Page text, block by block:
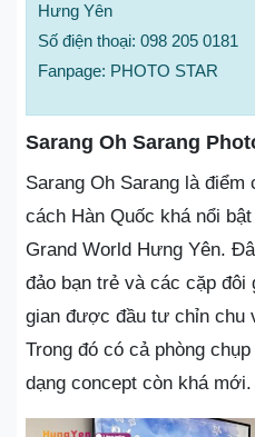
Hưng Yên
Số điện thoại: 098 205 0181
Fanpage: PHOTO STAR
Sarang Oh Sarang
Sarang Oh Sarang là điểm
cách Hàn Quốc khá nổi
Grand World Hưng Yên.
đảo bạn trẻ và các cặp đôi
gian được đầu tư chỉn chu
Trong đó có cả phòng
dạng concept còn khá mới.